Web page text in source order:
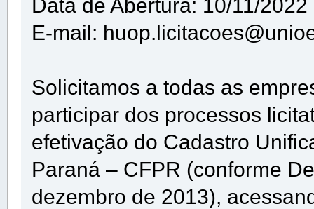
E-mail:
Solicitamos a todas as
participar dos processos
efetivação do Cadastro
Paraná – CFPR (conforme
dezembro de 2013),